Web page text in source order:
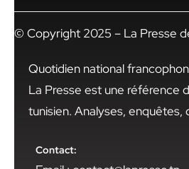
© Copyright 2025 – La Presse
Quotidien national
La Presse est une référence
tunisien. Analyses, enquêtes,
Contact: